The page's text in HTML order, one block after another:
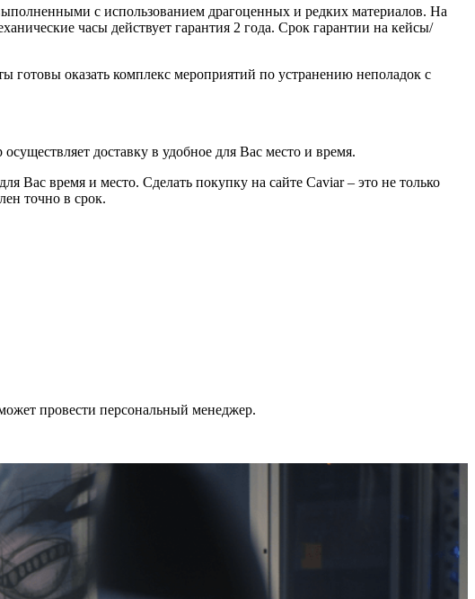
с использованием драгоценных и редких материалов. На
часы действует гарантия 2 года. Срок гарантии на кейсы/
оказать комплекс мероприятий по устранению неполадок с
доставку в удобное для Вас место и время.
Вас время и место. Сделать покупку на сайте Caviar – это не только
точно в срок.
провести персональный менеджер.